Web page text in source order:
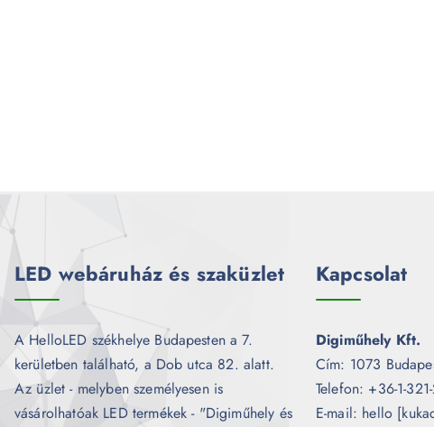
LED webáruház és szaküzlet
A HelloLED székhelye Budapesten a 7.
kerületben található, a Dob utca 82. alatt.
Az üzlet - melyben személyesen is
vásárolhatóak LED termékek - "Digiműhely és
Kapcsolat
Digiműhely Kft.
Cím: 1073
Telefon: +36-1-
E-mail: hello